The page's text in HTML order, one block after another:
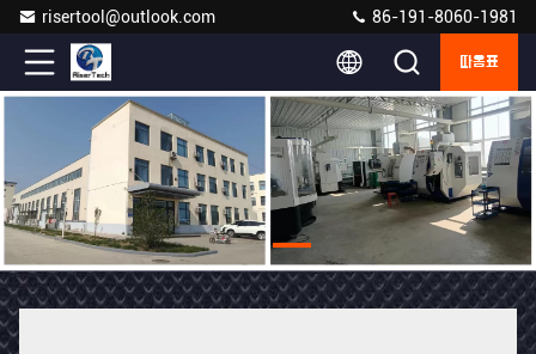
risertool@outlook.com 86-191-8060-1981
따옴표